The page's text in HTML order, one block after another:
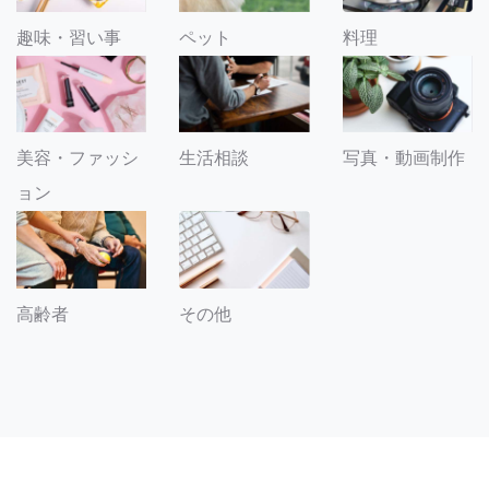
趣味・習い事 ペット 料理
美容・ファッシ
ョン
生活相談 写真・動画制作
高齢者 その他